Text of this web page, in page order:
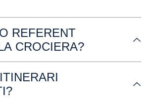
REFERENT
CROCIERA?